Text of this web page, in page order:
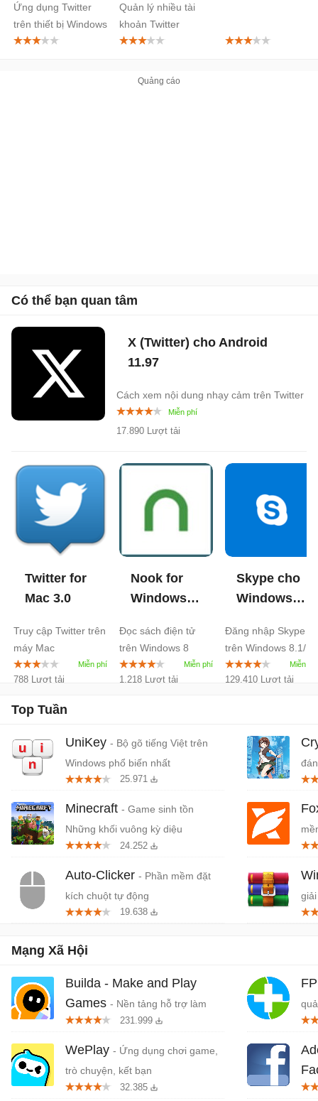
10
Ứng dụng Twitter
trên thiết bị Windows
10
Quản lý nhiều tài
khoản Twitter
Có thể bạn quan tâm
X (Twitter) cho Android
11.97
Cách xem nội dung nhạy cảm trên Twitter
17.890 Lượt tải
Twitter for
Mac 3.0
Truy cập Twitter trên
máy Mac
788 Lượt tải
Nook for
Windows 8
Đọc sách điện tử
trên Windows 8
1.218 Lượt tải
Skype cho
Windows
Đăng nhập Skype
trên Windows 8.1/10
129.410 Lượt tải
Top Tuần
UniKey - Bộ gõ tiếng Việt trên
Windows phổ biến nhất
25.971
Minecraft - Game sinh tồn
Những khối vuông kỳ diệu
24.252
Auto-Clicker - Phần mềm đặt
kích chuột tự động
19.638
Mạng Xã Hội
Builda - Make and Play
Games - Nền tảng hỗ trợ làm
game và mạng xã hội
231.999
WePlay - Ứng dụng chơi game,
trò chuyện, kết bạn
32.385 lên